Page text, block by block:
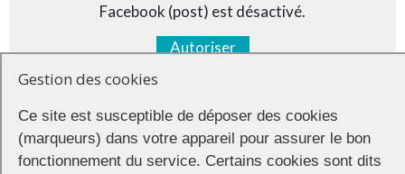
Facebook (post) est désactivé.
Autoriser
Gestion des cookies
Ce site est susceptible de déposer des cookies
(marqueurs) dans votre appareil pour assurer le bon
fonctionnement du service. Certains cookies sont dits